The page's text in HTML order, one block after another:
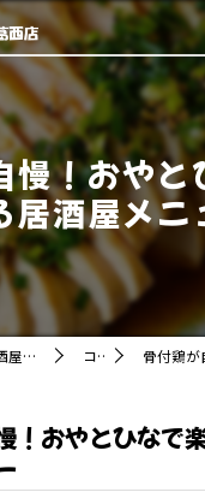
慢！おやと
居酒屋メニ
東京都西葛西の居酒屋ならおやひなや 西葛西店 コラム 骨付鶏が自慢！お
！おやとひなで